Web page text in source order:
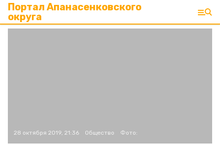
Портал Апанасенковского
округа
28 октября 2019, 21:36 Общество Фото: